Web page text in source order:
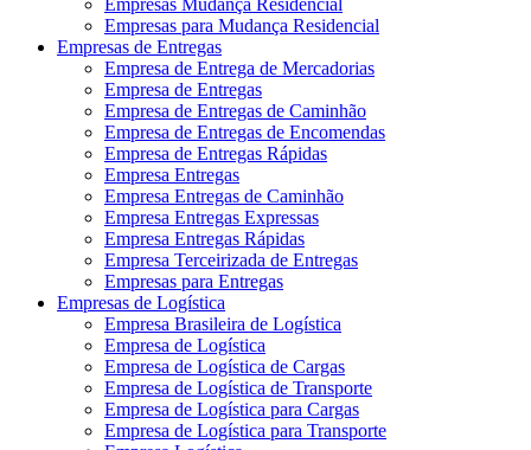
Empresas Mudança Residencial
Empresas para Mudança Residencial
Empresas de Entregas
Empresa de Entrega de Mercadorias
Empresa de Entregas
Empresa de Entregas de Caminhão
Empresa de Entregas de Encomendas
Empresa de Entregas Rápidas
Empresa Entregas
Empresa Entregas de Caminhão
Empresa Entregas Expressas
Empresa Entregas Rápidas
Empresa Terceirizada de Entregas
Empresas para Entregas
Empresas de Logística
Empresa Brasileira de Logística
Empresa de Logística
Empresa de Logística de Cargas
Empresa de Logística de Transporte
Empresa de Logística para Cargas
Empresa de Logística para Transporte